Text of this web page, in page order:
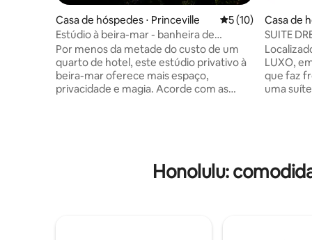
Casa de hóspedes ⋅ Princeville 5 de uma
5 (10)
Estúdio à beira-mar - banheira de
hidromassagem privativa
Por menos da metade do custo de um
quarto de hotel, este estúdio privativo à
beira-mar oferece mais espaço,
privacidade e magia. Acorde com as
retiro dispõe de uma cozinha compacta,
máquina de lavar/secar, geladeira
Casa de
SUITE
LUXO,
que faz
uma
ao longo
até o
Honolulu: